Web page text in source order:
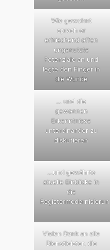
Wie gewohnt
sprach er
erfrischend offen
ungenutzte
Potenziale an und
legte den Finger in
die Wunde
… und die
gewonnen
Erkenntnisse
untereinander zu
diskutieren
…und gewährte
atuelle Einblicke in
die
Registermodernisierung
Vielen Dank an alle
Dienstleister, die